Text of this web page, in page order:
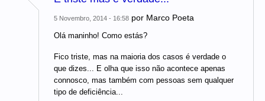
5 Novembro, 2014 - 16:58 por Marco Poeta
Olá maninho! Como estás?
Fico triste, mas na maioria dos casos é verdade o
que dizes... E olha que isso não acontece apenas
connosco, mas também com pessoas sem qualquer
tipo de deficiência...